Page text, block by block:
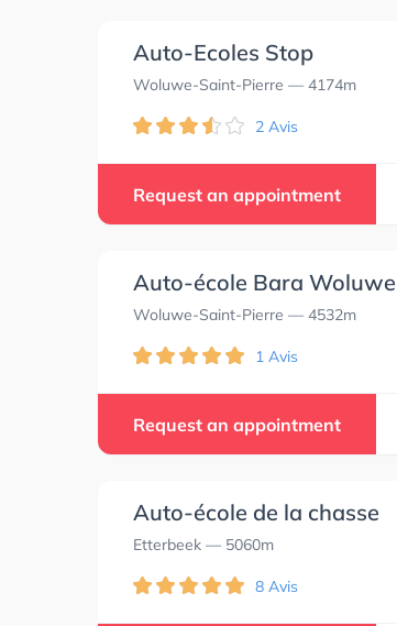
Auto-Ecoles Stop
Woluwe-Saint-Pierre — 4174m
2 Avis
Request an appointment
Auto-école Bara Woluwe
Woluwe-Saint-Pierre — 4532m
1 Avis
Request an appointment
Auto-école de la chasse
Etterbeek — 5060m
8 Avis